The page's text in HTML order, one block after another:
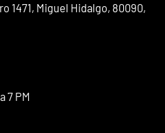
1471, Miguel Hidalgo, 80090,
7 PM